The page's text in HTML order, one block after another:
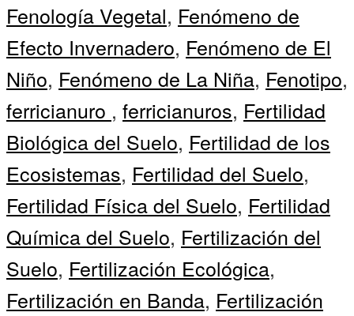
Fenología Vegetal, Fenómeno de
Efecto Invernadero, Fenómeno de El
Niño, Fenómeno de La Niña, Fenotipo,
ferricianuro , ferricianuros, Fertilidad
Biológica del Suelo, Fertilidad de los
Ecosistemas, Fertilidad del Suelo,
Fertilidad Física del Suelo, Fertilidad
Química del Suelo, Fertilización del
Suelo, Fertilización Ecológica,
Fertilización en Banda, Fertilización